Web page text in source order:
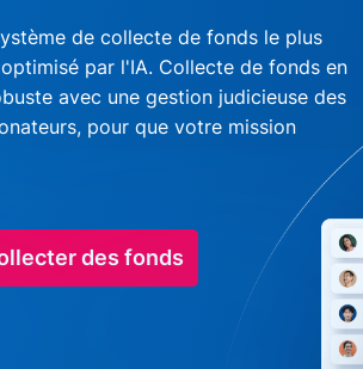
de collecte de fonds le plus
par l'IA. Collecte de fonds en
avec une gestion judicieuse des
pour que votre mission
des fonds